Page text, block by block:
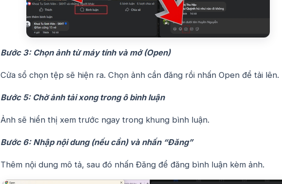
Bước 3: Chọn ảnh từ máy tính và mở (Open)
Cửa sổ chọn tệp sẽ hiện ra. Chọn ảnh cần đăng rồi nhấn Open để tải lên.
Bước 5: Chờ ảnh tải xong trong ô bình luận
Ảnh sẽ hiển thị xem trước ngay trong khung bình luận.
Bước 6: Nhập nội dung (nếu cần) và nhấn “Đăng”
Thêm nội dung mô tả, sau đó nhấn Đăng để đăng bình luận kèm ảnh.